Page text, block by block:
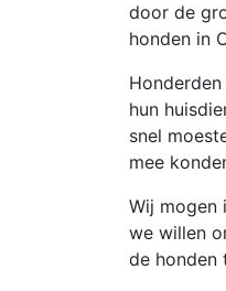
door de
honden in
hun
snel
mee
Wij mogen
we willen
de honden